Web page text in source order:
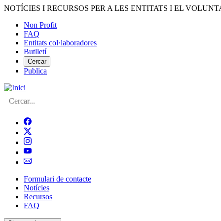
Vés
contingut
NOTÍCIES I RECURSOS PER A LES ENTITATS I EL
Menú
del
compte
d'usuari
Non Profit
FAQ
Entitats col·laboradores
Butlletí
Cercar
Publica
Cerca
Navegació
principal
de
Formulari de contacte
Notícies
Recursos
FAQ